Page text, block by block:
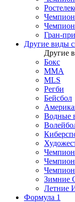
Гран-при
Другие виды
Другие
Бокс
MMA
MLS
Регби
Бейсбол
Водные
Зимние
Летние
Формула 1